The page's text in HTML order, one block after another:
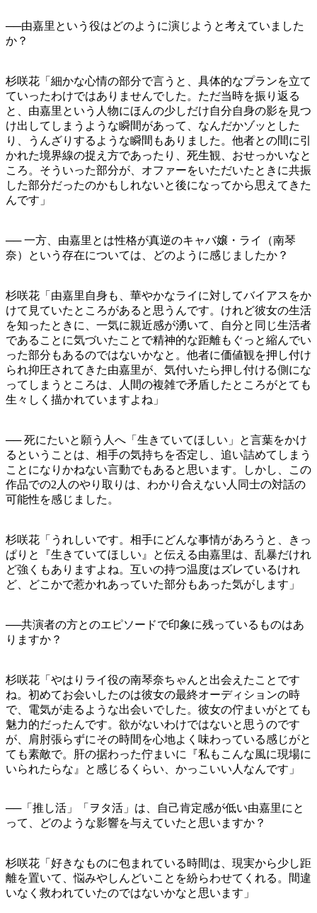
──由嘉里という役はどのように演じようと考えていました
か？
杉咲花「細かな心情の部分で言うと、具体的なプランを立て
ていったわけではありませんでした。ただ当時を振り返る
と、由嘉里という人物にほんの少しだけ自分自身の影を見つ
け出してしまうような瞬間があって、なんだかゾッとした
り、うんざりするような瞬間もありました。他者との間に引
かれた境界線の捉え方であったり、死生観、おせっかいなと
ころ。そういった部分が、オファーをいただいたときに共振
した部分だったのかもしれないと後になってから思えてきた
んです」
── 一方、由嘉里とは性格が真逆のキャバ嬢・ライ（南琴
奈）という存在については、どのように感じましたか？
杉咲花「由嘉里自身も、華やかなライに対してバイアスをか
けて見ていたところがあると思うんです。けれど彼女の生活
を知ったときに、一気に親近感が湧いて、自分と同じ生活者
であることに気づいたことで精神的な距離もぐっと縮んでい
った部分もあるのではないかなと。他者に価値観を押し付け
られ抑圧されてきた由嘉里が、気付いたら押し付ける側にな
ってしまうところは、人間の複雑で矛盾したところがとても
生々しく描かれていますよね」
── 死にたいと願う人へ「生きていてほしい」と言葉をかけ
るということは、相手の気持ちを否定し、追い詰めてしまう
ことになりかねない言動でもあると思います。しかし、この
作品での2人のやり取りは、わかり合えない人同士の対話の
可能性を感じました。
杉咲花「うれしいです。相手にどんな事情があろうと、きっ
ぱりと『生きていてほしい』と伝える由嘉里は、乱暴だけれ
ど強くもありますよね。互いの持つ温度はズレているけれ
ど、どこかで惹かれあっていた部分もあった気がします」
──共演者の方とのエピソードで印象に残っているものはあ
りますか？
杉咲花「やはりライ役の南琴奈ちゃんと出会えたことです
ね。初めてお会いしたのは彼女の最終オーディションの時
で、電気が走るような出会いでした。彼女の佇まいがとても
魅力的だったんです。欲がないわけではないと思うのです
が、肩肘張らずにその時間を心地よく味わっている感じがと
ても素敵で。肝の据わった佇まいに『私もこんな風に現場に
いられたらな』と感じるくらい、かっこいい人なんです」
──「推し活」「ヲタ活」は、自己肯定感が低い由嘉里にと
って、どのような影響を与えていたと思いますか？
杉咲花「好きなものに包まれている時間は、現実から少し距
離を置いて、悩みやしんどいことを紛らわせてくれる。間違
いなく救われていたのではないかなと思います」